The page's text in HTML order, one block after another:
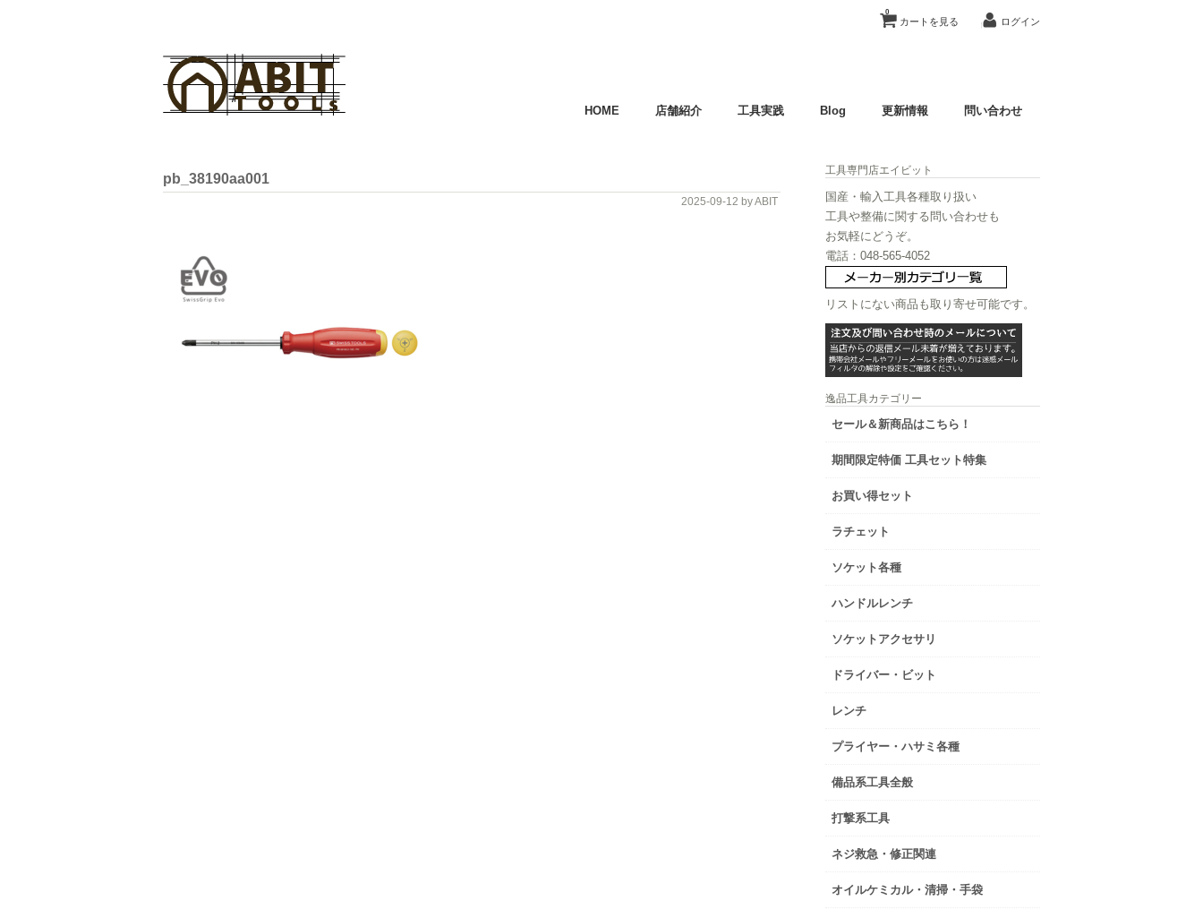
カートを見る
0
ログイン
HOME 店舗紹介 工具実践 Blog 更新情報 問い合わせ
pb_38190aa001
2025-09-12 by ABIT
工具専門店エイビット
国産・輸入工具各種取り扱い
工具や整備に関する問い合わせも
お気軽にどうぞ。
電話：048-565-4052
リストにない商品も取り寄せ可能です。
逸品工具カテゴリー
セール＆新商品はこちら！
期間限定特価 工具セット特集
お買い得セット
ラチェット
ソケット各種
ハンドルレンチ
ソケットアクセサリ
ドライバー・ビット
レンチ
プライヤー・ハサミ各種
備品系工具全般
打撃系工具
ネジ救急・修正関連
オイルケミカル・清掃・手袋